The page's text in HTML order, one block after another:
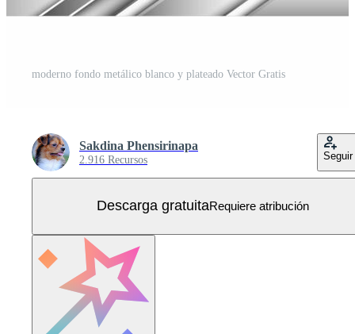
moderno fondo metálico blanco y plateado Vector Gratis
Sakdina Phensirinapa
2.916 Recursos Seguir
Descarga gratuitaRequiere atribución